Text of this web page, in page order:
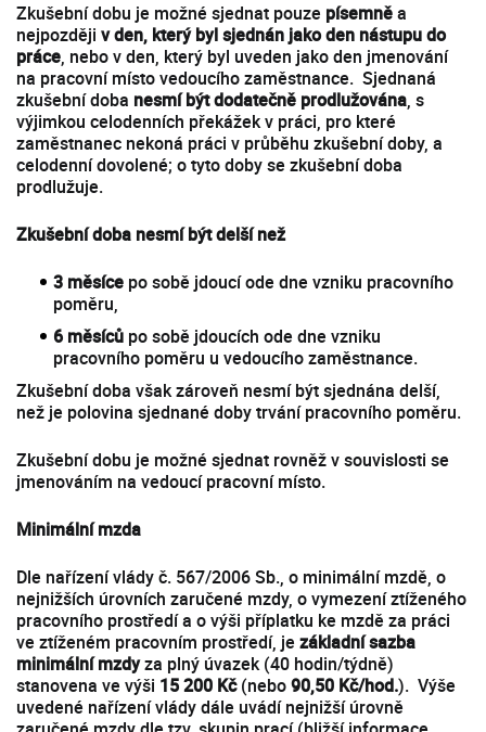
Zkušební dobu je možné sjednat pouze písemněa
nejpozději v den, který byl sjednán jako den nástupu do
práce, nebo v den, který byl uveden jako den jmenování
na pracovní místo vedoucího zaměstnance. Sjednaná
zkušební doba nesmí být dodatečně prodlužována, s
výjimkou celodenních překážek v práci, pro které
zaměstnanec nekoná práci v průběhu zkušební doby, a
celodenní dovolené; o tyto doby se zkušební doba
prodlužuje.
Zkušební doba nesmí být delší než
3 měsíce po sobě jdoucí ode dne vzniku pracovního
poměru,
6 měsíců po sobě jdoucích ode dne vzniku
pracovního poměru u vedoucího zaměstnance.
Zkušební doba však zároveň nesmí být sjednána delší,
než je polovina sjednané doby trvání pracovního poměru.
Zkušební dobu je možné sjednat rovněž v souvislosti se
jmenováním na vedoucí pracovní místo.
Minimální mzda
Dle nařízení vlády č. 567/2006 Sb., o minimální mzdě, o
nejnižších úrovních zaručené mzdy, o vymezení ztíženého
pracovního prostředí a o výši příplatku ke mzdě za práci
ve ztíženém pracovním prostředí, je základní sazba
minimální mzdyza plný úvazek (40 hodin/týdně)
stanovena ve výši 15 200 Kč(nebo90,50 Kč/hod.). Výše
uvedené nařízení vlády dále uvádí nejnižší úrovně